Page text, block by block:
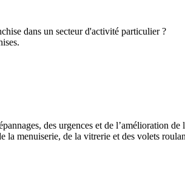
dans un secteur d'activité particulier ?
des urgences et de l’amélioration
la menuiserie, de la vitrerie et des volets